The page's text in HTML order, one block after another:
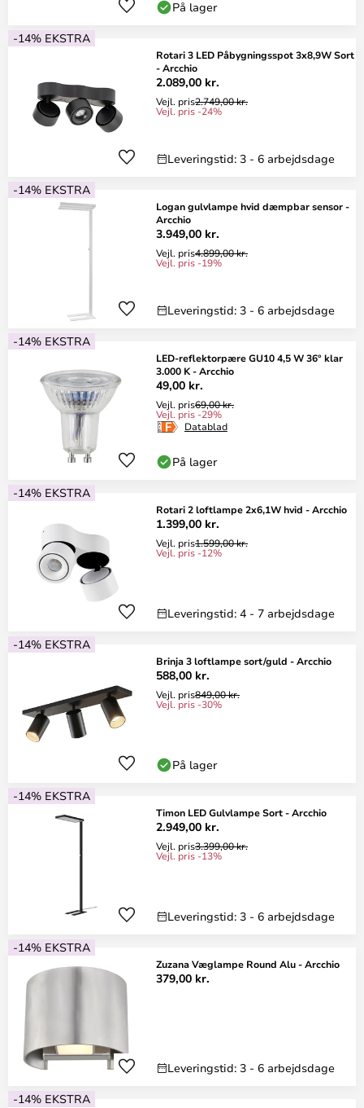
På lager
-14% EKSTRA
Rotari 3 LED Påbygningsspot 3x8,9W Sort
- Arcchio
2.089,00 kr.
Vejl. pris2.749,00 kr.
Vejl. pris -24%
Leveringstid: 3 - 6 arbejdsdage
-14% EKSTRA
Logan gulvlampe hvid dæmpbar sensor -
Arcchio
3.949,00 kr.
Vejl. pris4.899,00 kr.
Vejl. pris -19%
Leveringstid: 3 - 6 arbejdsdage
-14% EKSTRA
LED-reflektorpære GU10 4,5 W 36° klar
3.000 K - Arcchio
49,00 kr.
Vejl. pris69,00 kr.
Vejl. pris -29%
Datablad
På lager
-14% EKSTRA
Rotari 2 loftlampe 2x6,1W hvid - Arcchio
1.399,00 kr.
Vejl. pris1.599,00 kr.
Vejl. pris -12%
Leveringstid: 4 - 7 arbejdsdage
-14% EKSTRA
Brinja 3 loftlampe sort/guld - Arcchio
588,00 kr.
Vejl. pris849,00 kr.
Vejl. pris -30%
På lager
-14% EKSTRA
Timon LED Gulvlampe Sort - Arcchio
2.949,00 kr.
Vejl. pris3.399,00 kr.
Vejl. pris -13%
Leveringstid: 3 - 6 arbejdsdage
-14% EKSTRA
Zuzana Væglampe Round Alu - Arcchio
379,00 kr.
Leveringstid: 3 - 6 arbejdsdage
-14% EKSTRA